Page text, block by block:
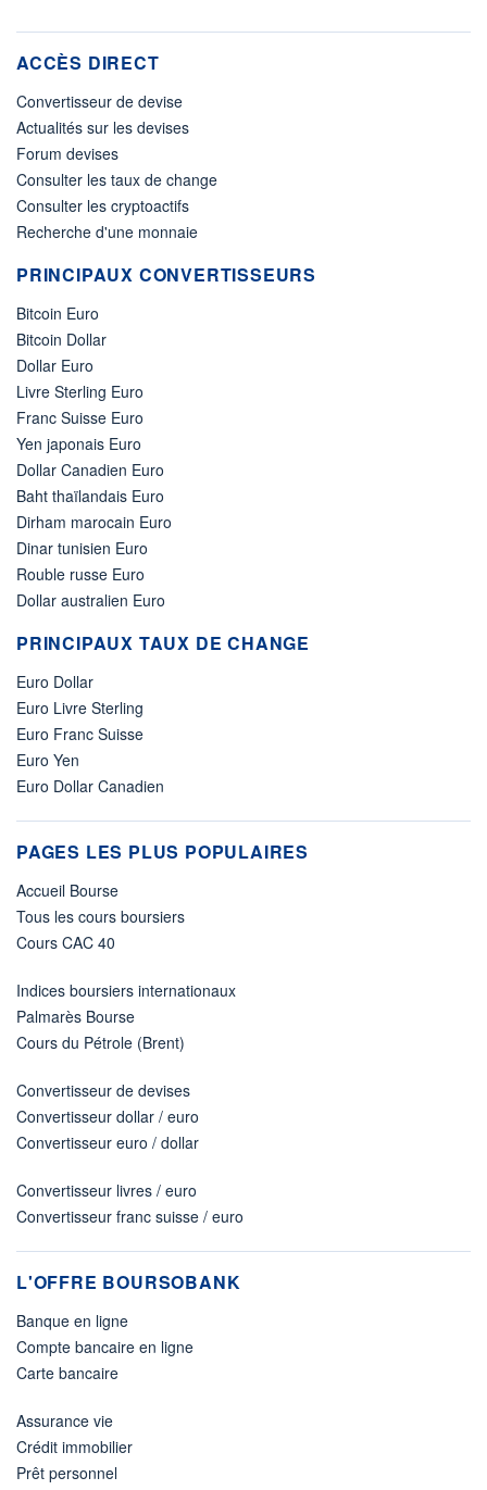
ACCÈS DIRECT
Convertisseur de devise
Actualités sur les devises
Forum devises
Consulter les taux de change
Consulter les cryptoactifs
Recherche d'une monnaie
PRINCIPAUX CONVERTISSEURS
Bitcoin Euro
Bitcoin Dollar
Dollar Euro
Livre Sterling Euro
Franc Suisse Euro
Yen japonais Euro
Dollar Canadien Euro
Baht thaïlandais Euro
Dirham marocain Euro
Dinar tunisien Euro
Rouble russe Euro
Dollar australien Euro
PRINCIPAUX TAUX DE CHANGE
Euro Dollar
Euro Livre Sterling
Euro Franc Suisse
Euro Yen
Euro Dollar Canadien
PAGES LES PLUS POPULAIRES
Accueil Bourse
Tous les cours boursiers
Cours CAC 40
Indices boursiers internationaux
Palmarès Bourse
Cours du Pétrole (Brent)
Convertisseur de devises
Convertisseur dollar / euro
Convertisseur euro / dollar
Convertisseur livres / euro
Convertisseur franc suisse / euro
L'OFFRE BOURSOBANK
Banque en ligne
Compte bancaire en ligne
Carte bancaire
Assurance vie
Crédit immobilier
Prêt personnel